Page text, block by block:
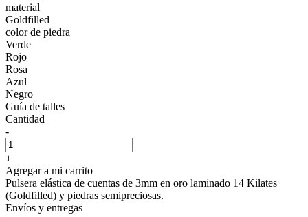
material
Goldfilled
color de piedra
Verde
Rojo
Rosa
Azul
Negro
Guía de talles
Cantidad
-
+
Agregar a mi carrito
Pulsera elástica de cuentas de 3mm en oro laminado 14 Kilates
(Goldfilled) y piedras semipreciosas.
Envíos y entregas